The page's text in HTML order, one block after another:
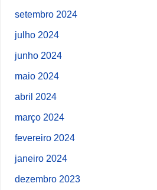
setembro 2024
julho 2024
junho 2024
maio 2024
abril 2024
março 2024
fevereiro 2024
janeiro 2024
dezembro 2023